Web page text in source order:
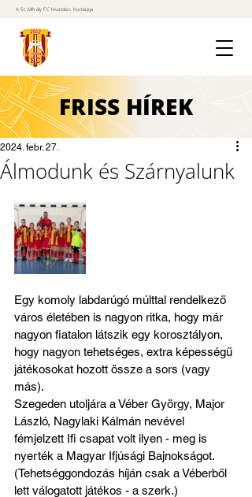
A St. Mihály FC hivatalos honlapja
FRISS HÍREK
Álmodunk és Szárnyalunk
2024. febr. 27.
Egy komoly labdarúgó múlttal rendelkező
város életében is nagyon ritka, hogy már
nagyon fiatalon látszik egy korosztályon,
hogy nagyon tehetséges, extra képességű
játékosokat hozott össze a sors (vagy
más).
Szegeden utoljára a Véber György, Major
László, Nagylaki Kálmán nevével
fémjelzett Ifi csapat volt ilyen - meg is
nyerték a Magyar Ifjúsági Bajnokságot.
(Tehetséggondozás híján csak a Véberből
lett válogatott játékos - a szerk.)